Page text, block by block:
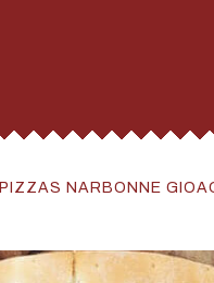
PIZZAS NARBONNE